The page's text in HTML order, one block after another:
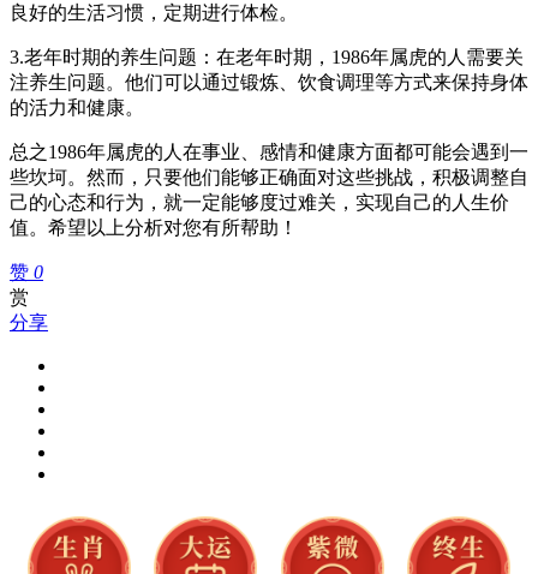
良好的生活习惯，定期进行体检。
3.老年时期的养生问题：在老年时期，1986年属虎的人需要关
注养生问题。他们可以通过锻炼、饮食调理等方式来保持身体
的活力和健康。
总之1986年属虎的人在事业、感情和健康方面都可能会遇到一
些坎坷。然而，只要他们能够正确面对这些挑战，积极调整自
己的心态和行为，就一定能够度过难关，实现自己的人生价
值。希望以上分析对您有所帮助！
赞 0
赏
分享